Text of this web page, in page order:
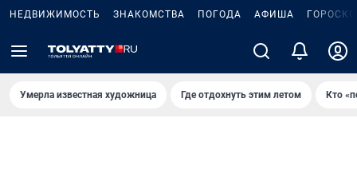
НЕДВИЖИМОСТЬ ЗНАКОМСТВА ПОГОДА АФИША
Умерла известная художница Где отдохнуть этим летом Кто